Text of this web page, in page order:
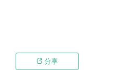
 分享